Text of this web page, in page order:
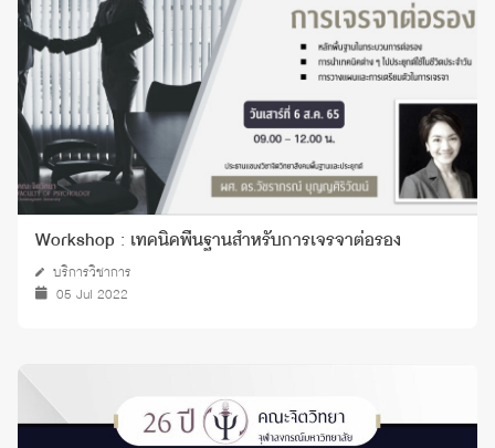
Workshop : เทคนิคพื้นฐานสำหรับการเจรจาต่อรอง
บริการวิชาการ
05 Jul 2022